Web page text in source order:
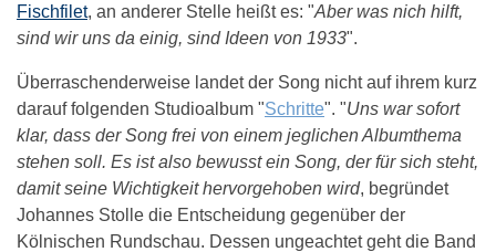
Fischfilet, an anderer Stelle heißt es: "Aber was nich hilft,
sind wir uns da einig, sind Ideen von 1933".
Überraschenderweise landet der Song nicht auf ihrem kurz
darauf folgenden Studioalbum "Schritte". "Uns war sofort
klar, dass der Song frei von einem jeglichen Albumthema
stehen soll. Es ist also bewusst ein Song, der für sich steht,
damit seine Wichtigkeit hervorgehoben wird, begründet
Johannes Stolle die Entscheidung gegenüber der
Kölnischen Rundschau. Dessen ungeachtet geht die Band